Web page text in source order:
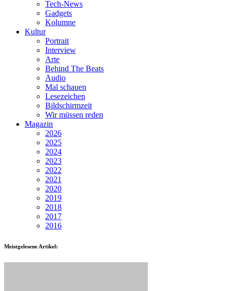
Tech-News
Gadgets
Kolumne
Kultur
Portrait
Interview
Arte
Behind The Beats
Audio
Mal schauen
Lesezeichen
Bildschirmzeit
Wir müssen reden
Magazin
2026
2025
2024
2023
2022
2021
2020
2019
2018
2017
2016
Meistgelesene Artikel: